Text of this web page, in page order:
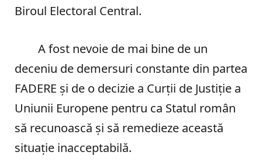
Biroul Electoral Central.
A fost nevoie de mai bine de un
deceniu de demersuri constante din partea
FADERE și de o decizie a Curții de Justiție a
Uniunii Europene pentru ca Statul român
să recunoască și să remedieze această
situație inacceptabilă.